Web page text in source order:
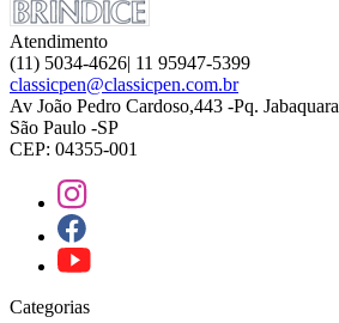
Atendimento
(11) 5034-4626| 11 95947-5399
classicpen@classicpen.com.br
Av João Pedro Cardoso,443 -Pq. Jabaquara
São Paulo -SP
CEP: 04355-001
Categorias